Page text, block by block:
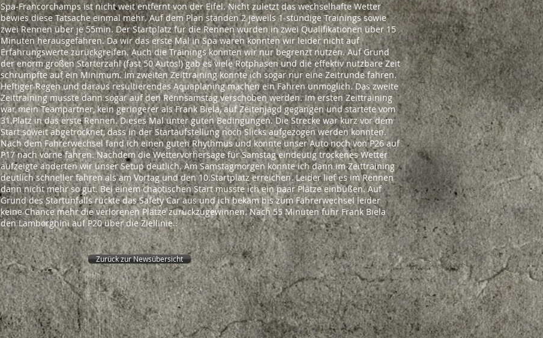
Spa-Francorchamps ist nicht weit entfernt von der Eifel. Nicht zuletzt das wechselhafte Wetter
bewies diese Tatsache einmal mehr. Auf dem Plan standen 2 jeweils 1-stündige Trainings sowie
zwei Rennen über je 55min. Der Startplatz für die Rennen wurden in zwei Qualifikationen über 15
Minuten herausgefahren. Da wir das erste Mal in Spa waren konnten wir leider nicht auf
Erfahrungswerte zurückgreifen. Auch die Trainings konnten wir nur begrenzt nutzen. Auf Grund
der enorm großen Starterzahl (fast 50 Autos!) gab es viele Rotphasen und die effektiv nutzbare Zeit
schrumpfte auf ein Minimum. Im zweiten Zeittraining konnte ich sogar nur eine Zeitrunde fahren.
Heftiger Regen und daraus resultierendes Aquaplaning machen ein Fahren unmöglich. Das zweite
Zeittraining musste dann sogar auf den Rennsamstag verschoben werden. Im ersten Zeittraining
war mein Teampartner, kein geringerer als Frank Biela, auf Zeitenjagd gegangen und startete vom
31.Platz in das erste Rennen. Dieses Mal unter guten Bedingungen. Die Strecke war kurz vor dem
Start soweit abgetrocknet, dass in der Startaufstellung noch Slicks aufgezogen werden konnten.
Nach dem Fahrerwechsel fand ich einen guten Rhythmus und konnte unser Auto noch von P26 auf
P17 nach vorne fahren. Nachdem die Wettervorhersage für Samstag eindeutig trockenes Wetter
aufzeigte änderten wir unser Setup deutlich. Am Samstagmorgen konnte ich dann im Zeittraining
deutlich schneller fahren als am Vortag und den 10.Startplatz erreichen. Leider lief es im Rennen
dann nicht mehr so gut. Bei einem chaotischen Start musste ich ein paar Plätze einbüßen. Auf
Grund des Startunfalls rückte das Safety Car aus und ich bekam bis zum Fahrerwechsel leider
keine Chance mehr die verlorenen Plätze zurückzugewinnen. Nach 55 Minuten fuhr Frank Biela
den Lamborghini auf P20 über die Ziellinie..
Zurück zur Newsübersicht